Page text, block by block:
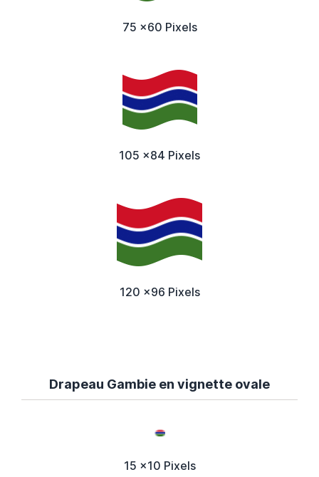
75 x60 Pixels
105 x84 Pixels
120 x96 Pixels
Drapeau Gambie en vignette ovale
15 x10 Pixels